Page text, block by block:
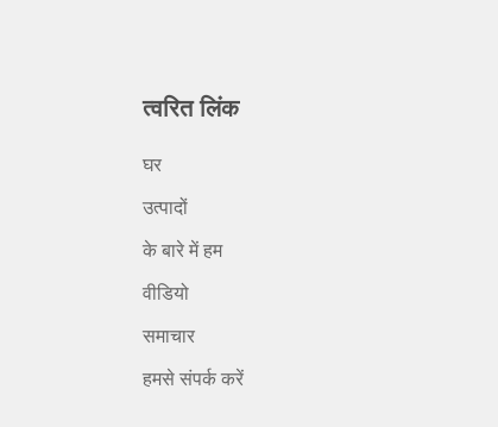
त्वरित लिंक
घर
उत्पादों
के बारे में हम
वीडियो
समाचार
हमसे संपर्क करें